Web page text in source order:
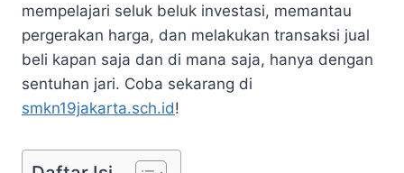
mempelajari seluk beluk investasi, memantau
pergerakan harga, dan melakukan transaksi jual
beli kapan saja dan di mana saja, hanya dengan
sentuhan jari. Coba sekarang di
smkn19jakarta.sch.id!